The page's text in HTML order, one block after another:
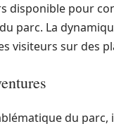
disponible pour
parc. La
visiteurs sur des
du parc,